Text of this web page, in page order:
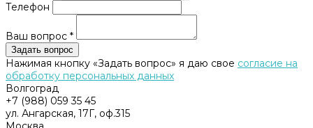
Телефон
Ваш вопрос *
Нажимая кнопку «Задать вопрос» я даю свое согласие на
обработку персональных данных
Волгоград
+7 (988) 059 35 45
ул. Ангарская, 17Г, оф.315